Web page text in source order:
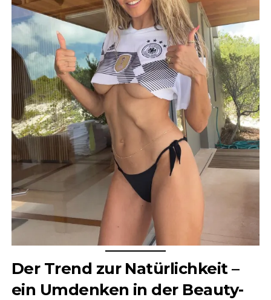
Der Trend zur Natürlichkeit –
ein Umdenken in der Beauty-